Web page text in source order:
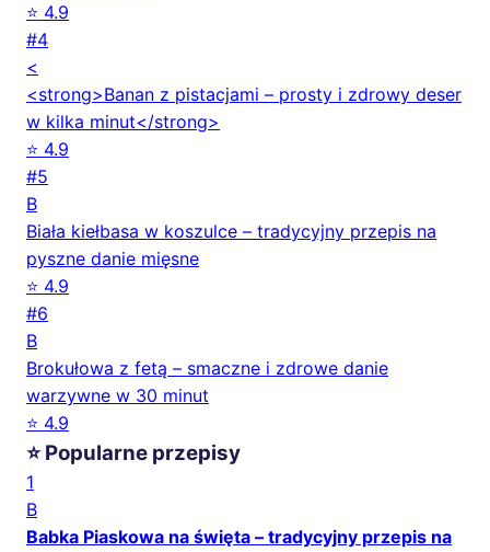
⭐ 4.9
#4
<
<strong>Banan z pistacjami – prosty i zdrowy deser
w kilka minut</strong>
⭐ 4.9
#5
B
Biała kiełbasa w koszulce – tradycyjny przepis na
pyszne danie mięsne
⭐ 4.9
#6
B
Brokułowa z fetą – smaczne i zdrowe danie
warzywne w 30 minut
⭐ 4.9
⭐ Popularne przepisy
1
B
Babka Piaskowa na święta – tradycyjny przepis na